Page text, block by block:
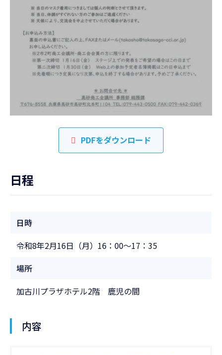
PDFをダウンロード
日程
日時
令和8年2月16日（月）16：00～17：35
場所
加古川プラザホテル2階 鹿児の間
内容